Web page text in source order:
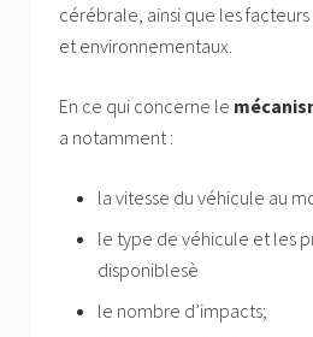
cérébrale, ainsi que les
et environnementaux.
En ce qui concerne le
a notamment :
la vitesse du véhicule au
le type de véhicule et les
disponiblesè
le nombre d’impacts;